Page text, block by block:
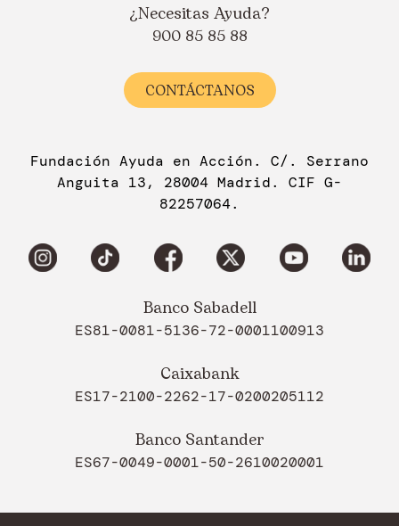
¿Necesitas Ayuda?
900 85 85 88
CONTÁCTANOS
Fundación Ayuda en Acción. C/. Serrano
Anguita 13, 28004 Madrid. CIF G-
82257064.
Banco Sabadell
ES81-0081-5136-72-0001100913
Caixabank
ES17-2100-2262-17-0200205112
Banco Santander
ES67-0049-0001-50-2610020001